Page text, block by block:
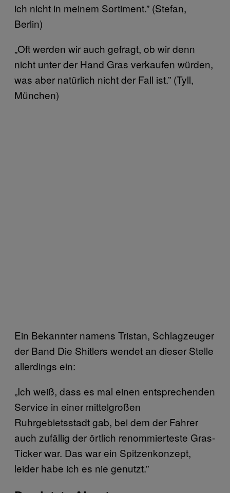
ich nicht in meinem Sortiment.” (Stefan,
Berlin)
„Oft werden wir auch gefragt, ob wir denn
nicht unter der Hand Gras verkaufen würden,
was aber natürlich nicht der Fall ist.” (Tyll,
München)
Ein Bekannter namens Tristan, Schlagzeuger
der Band Die Shitlers wendet an dieser Stelle
allerdings ein:
„Ich weiß, dass es mal einen entsprechenden
Service in einer mittelgroßen
Ruhrgebietsstadt gab, bei dem der Fahrer
auch zufällig der örtlich renommierteste Gras-
Ticker war. Das war ein Spitzenkonzept,
leider habe ich es nie genutzt.”